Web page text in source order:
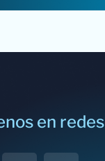
en redes